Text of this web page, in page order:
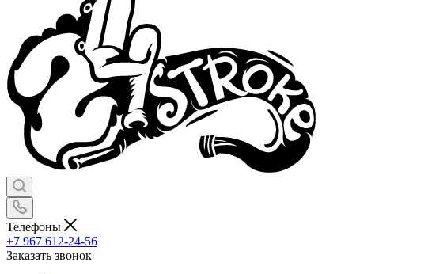
Телефоны
+7 967 612-24-56
Заказать звонок